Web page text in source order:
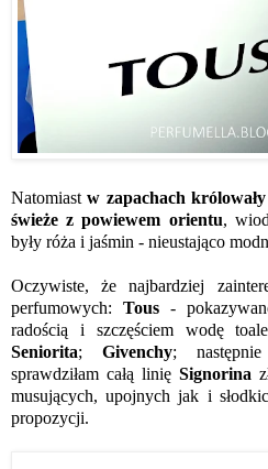
Natomiastw zapachach
świeże z powiewem orientu,
były róża i jaśmin - nieustająco
Oczywiste, że najbardziej
perfumowych: Tous -
radością i szczęściem wodę
Seniorita;Givenchy;
sprawdziłam całą linię Signorina
musujących, upojnych jak i
propozycji.